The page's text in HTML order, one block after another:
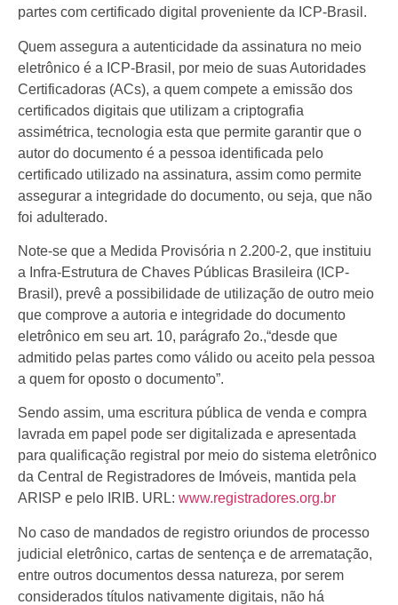
partes com certificado digital proveniente da ICP-Brasil.
Quem assegura a autenticidade da assinatura no meio
eletrônico é a ICP-Brasil, por meio de suas Autoridades
Certificadoras (ACs), a quem compete a emissão dos
certificados digitais que utilizam a criptografia
assimétrica, tecnologia esta que permite garantir que o
autor do documento é a pessoa identificada pelo
certificado utilizado na assinatura, assim como permite
assegurar a integridade do documento, ou seja, que não
foi adulterado.
Note-se que a Medida Provisória n 2.200-2, que instituiu
a Infra-Estrutura de Chaves Públicas Brasileira (ICP-
Brasil), prevê a possibilidade de utilização de outro meio
que comprove a autoria e integridade do documento
eletrônico em seu art. 10, parágrafo 2o.,“desde que
admitido pelas partes como válido ou aceito pela pessoa
a quem for oposto o documento”.
Sendo assim, uma escritura pública de venda e compra
lavrada em papel pode ser digitalizada e apresentada
para qualificação registral por meio do sistema eletrônico
da Central de Registradores de Imóveis, mantida pela
ARISP e pelo IRIB. URL: www.registradores.org.br
No caso de mandados de registro oriundos de processo
judicial eletrônico, cartas de sentença e de arrematação,
entre outros documentos dessa natureza, por serem
considerados títulos nativamente digitais, não há